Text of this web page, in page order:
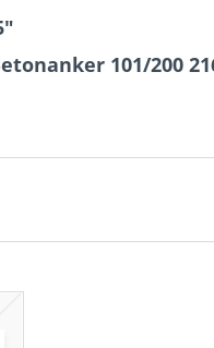
101/200